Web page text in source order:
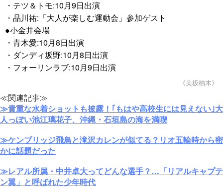
・テツ＆トモ:10月9日出演
・品川祐:「大人が楽しむ運動会」参加ゲスト
●小金井会場
・青木愛:10月8日出演
・ダンディ坂野:10月8日出演
・フォーリンラブ:10月9日出演
《美坂柚木》
≪関連記事≫
≫貴重な水着ショットも披露！｢もはや高校生には見えない｣大
人っぽい池江璃花子、沖縄・石垣島の海を満喫
≫ケンブリッジ飛鳥と滝沢カレンが似てる？リオ五輪時から密
かに話題だった
≫レアル所属・中井卓大ってどんな選手？…「リアルキャプテ
ン翼」と呼ばれた少年時代